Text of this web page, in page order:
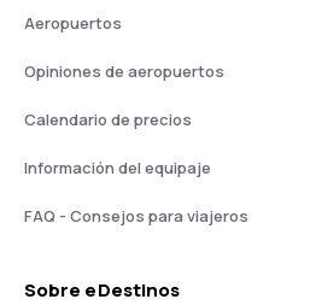
Aeropuertos
Opiniones de aeropuertos
Calendario de precios
Información del equipaje
FAQ - Consejos para viajeros
Sobre eDestinos